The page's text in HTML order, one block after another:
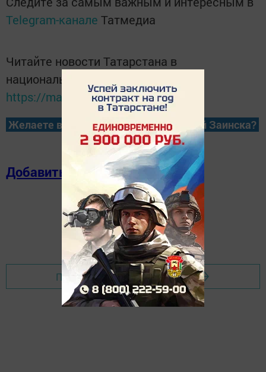
Telegram-канале Татмедиа
Читайте новости Татарстана в
национальном мессенджере MАХ:
https://max.ru/tatmedia
Желаете всегда быть в курсе новостей Заинска?
Добавить в избранное
Перейти на страницу новости